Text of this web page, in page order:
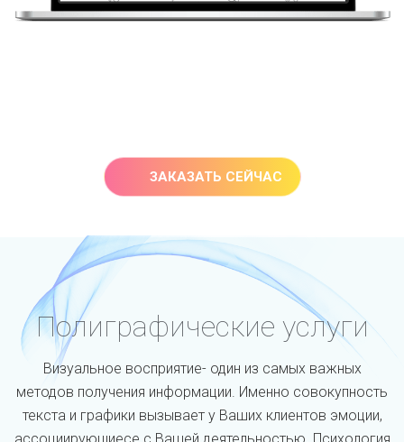
ЗАКАЗАТЬ СЕЙЧАС
Полиграфические услуги
Визуальное восприятие- один из самых важных
методов получения информации. Именно совокупность
текста и графики вызывает у Ваших клиентов эмоции,